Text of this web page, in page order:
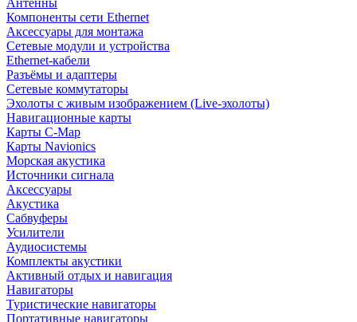
Антенны
Компоненты сети Ethernet
Аксессуары для монтажа
Сетевые модули и устройства
Ethernet-кабели
Разъёмы и адаптеры
Сетевые коммутаторы
Эхолоты с живым изображением (Live-эхолоты)
Навигационные карты
Карты C-Map
Карты Navionics
Морская акустика
Источники сигнала
Аксессуары
Акустика
Сабвуферы
Усилители
Аудиосистемы
Комплекты акустики
Активный отдых и навигация
Навигаторы
Туристические навигаторы
Портативные навигаторы